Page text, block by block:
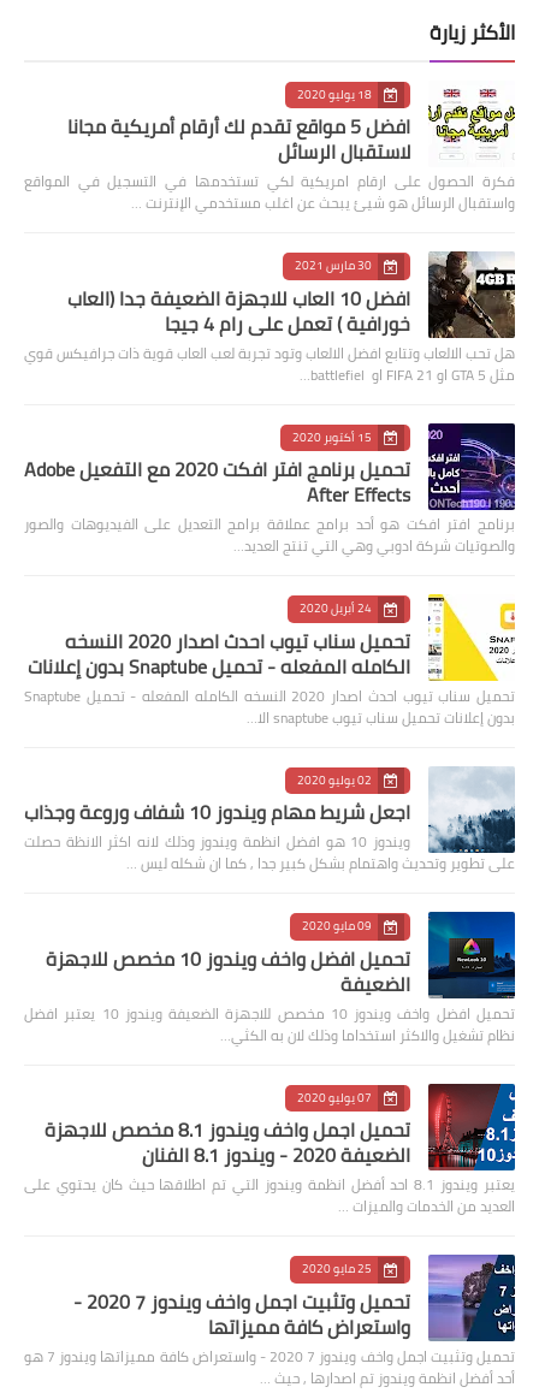
الأكثر زيارة
18 يوليو 2020
افضل 5 مواقع تقدم لك أرقام أمريكية مجانا
لاستقبال الرسائل
فكرة الحصول على ارقام امريكية لكي تستخدمها في التسجيل في المواقع
واستقبال الرسائل هو شيئ يبحث عن اغلب مستخدمي الإنترنت …
30 مارس 2021
افضل 10 العاب للاجهزة الضعيفة جدا (العاب
خورافية ) تعمل على رام 4 جيجا
هل تحب الالعاب وتتابع افضل الالعاب وتود تجربة لعب العاب قوية ذات جرافيكس قوي
مثل GTA 5 او FIFA 21 او battlefiel…
15 أكتوبر 2020
تحميل برنامج افتر افكت 2020 مع التفعيل Adobe
After Effects
برنامج افتر افكت هو أحد برامج عملاقة برامج التعديل على الفيديوهات والصور
والصوتيات شركة ادوبي وهي التي تنتج العديد…
24 أبريل 2020
تحميل سناب تيوب احدث اصدار 2020 النسخه
الكامله المفعله - تحميل Snaptube بدون إعلانات
تحميل سناب تيوب احدث اصدار 2020 النسخه الكامله المفعله - تحميل Snaptube
بدون إعلانات تحميل سناب تيوب snaptube الا…
02 يوليو 2020
اجعل شريط مهام ويندوز 10 شفاف وروعة وجذاب
ويندوز 10 هو افضل انظمة ويندوز وذلك لانه اكثر الانظة حصلت
على تطوير وتحديث واهتمام بشكل كبير جدا , كما ان شكله ليس …
09 مايو 2020
تحميل افضل واخف ويندوز 10 مخصص للاجهزة
الضعيفة
تحميل افضل واخف ويندوز 10 مخصص للاجهزة الضعيفة ويندوز 10 يعتبر افضل
نظام تشغيل والاكثر استخداما وذلك لان به الكثي…
07 يوليو 2020
تحميل اجمل واخف ويندوز 8.1 مخصص للاجهزة
الضعيفة 2020 - ويندوز 8.1 الفنان
يعتبر ويندوز 8.1 احد أفضل انظمة ويندوز التي تم اطلاقها حيث كان يحتوي على
العديد من الخدمات والميزات …
25 مايو 2020
تحميل وتثبيت اجمل واخف ويندوز 7 2020 -
واستعراض كافة مميزاتها
تحميل وتثبيت اجمل واخف ويندوز 7 2020 - واستعراض كافة مميزاتها ويندوز 7 هو
أحد أفضل انظمة ويندوز تم اصدارها , حيث …